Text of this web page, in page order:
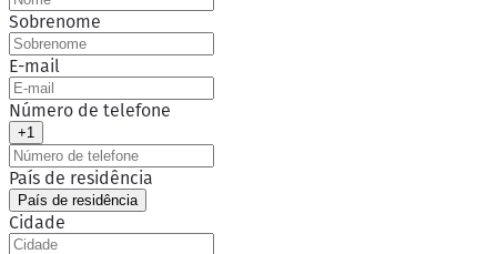
Sobrenome
E-mail
Número de telefone
+1
País de residência
País de residência
Cidade